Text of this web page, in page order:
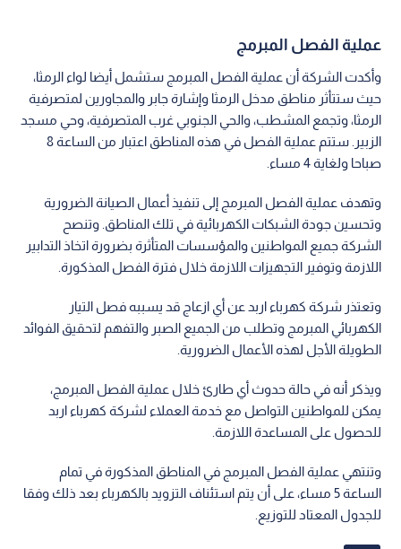
عملية الفصل المبرمج
وأكدت الشركة أن عملية الفصل المبرمج ستشمل أيضا لواء الرمثا،
حيث ستتأثر مناطق مدخل الرمثا وإشارة جابر والمجاورين لمتصرفية
الرمثا، وتجمع المشطب، والحي الجنوبي غرب المتصرفية، وحي مسجد
الزبير. ستتم عملية الفصل في هذه المناطق اعتبار من الساعة 8
صباحا ولغاية 4 مساء.
وتهدف عملية الفصل المبرمج إلى تنفيذ أعمال الصيانة الضرورية
وتحسين جودة الشبكات الكهربائية في تلك المناطق. وتنصح
الشركة جميع المواطنين والمؤسسات المتأثرة بضرورة اتخاذ التدابير
اللازمة وتوفير التجهيزات اللازمة خلال فترة الفصل المذكورة.
وتعتذر شركة كهرباء اربد عن أي ازعاج قد يسببه فصل التيار
الكهربائي المبرمج وتطلب من الجميع الصبر والتفهم لتحقيق الفوائد
الطويلة الأجل لهذه الأعمال الضرورية.
ويذكر أنه في حالة حدوث أي طارئ خلال عملية الفصل المبرمج،
يمكن للمواطنين التواصل مع خدمة العملاء لشركة كهرباء اربد
للحصول على المساعدة اللازمة.
وتنتهي عملية الفصل المبرمج في المناطق المذكورة في تمام
الساعة 5 مساء، على أن يتم استئناف التزويد بالكهرباء بعد ذلك وفقا
للجدول المعتاد للتوزيع.